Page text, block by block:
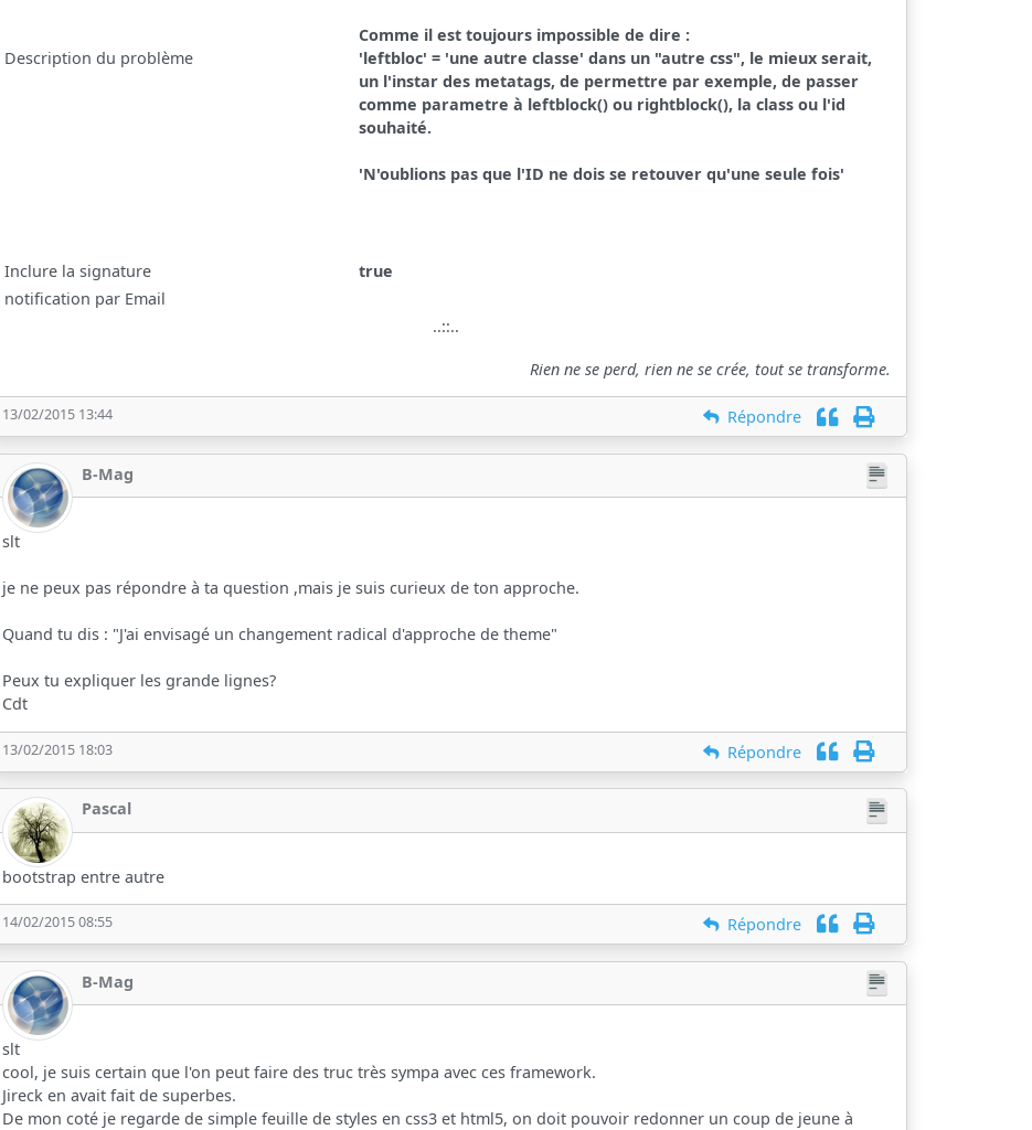
Description du problème
Comme il est toujours impossible de dire :
'leftbloc' = 'une autre classe' dans un "autre css", le mieux serait,
un l'instar des metatags, de permettre par exemple, de passer
comme parametre à leftblock() ou rightblock(), la class ou l'id
souhaité.
'N'oublions pas que l'ID ne dois se retouver qu'une seule fois'
Inclure la signature
true
notification par Email
..::..
Rien ne se perd, rien ne se crée, tout se transforme.
13/02/2015 13:44 Répondre
B-Mag
slt
je ne peux pas répondre à ta question ,mais je suis curieux de ton approche.
Quand tu dis : "J'ai envisagé un changement radical d'approche de theme"
Peux tu expliquer les grande lignes?
Cdt
13/02/2015 18:03 Répondre
Pascal
bootstrap entre autre
14/02/2015 08:55 Répondre
B-Mag
slt
cool, je suis certain que l'on peut faire des truc très sympa avec ces framework.
Jireck en avait fait de superbes.
De mon coté je regarde de simple feuille de styles en css3 et html5, on doit pouvoir redonner un coup de jeune à